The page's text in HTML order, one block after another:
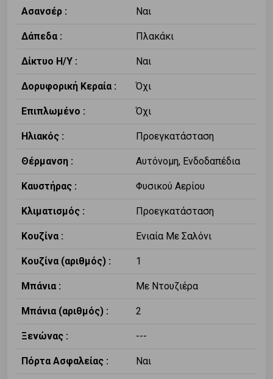
Ασανσέρ : Ναι
Δάπεδα : Πλακάκι
Δίκτυο Η/Υ : Ναι
Δορυφορική Κεραία : Όχι
Επιπλωμένο : Όχι
Ηλιακός : Προεγκατάσταση
Θέρμανση : Αυτόνομη, Ενδοδαπέδια
Καυστήρας : Φυσικού Αερίου
Κλιματισμός : Προεγκατάσταση
Κουζίνα : Ενιαία Με Σαλόνι
Κουζίνα (αριθμός) : 1
Μπάνια : Με Ντουζιέρα
Μπάνια (αριθμός) : 2
Ξενώνας : ---
Πόρτα Ασφαλείας : Ναι